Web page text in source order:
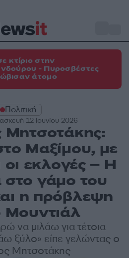
κτίριο στην
- Πυροσβέστες
άτομο
Πολιτική
12 Ιουνίου 2026
Μητσοτάκης:
Μαξίμου, με
εκλογές – Η
γάμο του
η πρόβλεψη
Μουντιάλ
να μιλάω για τέτοια
ξύλο» είπε γελώντας ο
Μητσοτάκης